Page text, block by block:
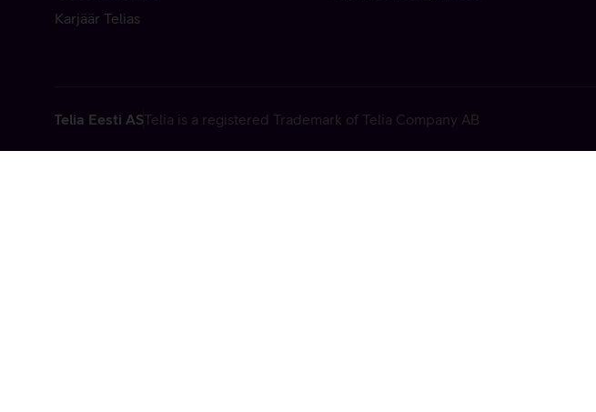
Karjäär Telias
Telia Eesti ASTelia is a registered Trademark of Telia Company AB